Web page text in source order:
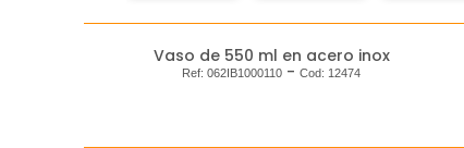
Vaso de 550 ml en acero inox
Ref: 062IB1000110 - Cod: 12474